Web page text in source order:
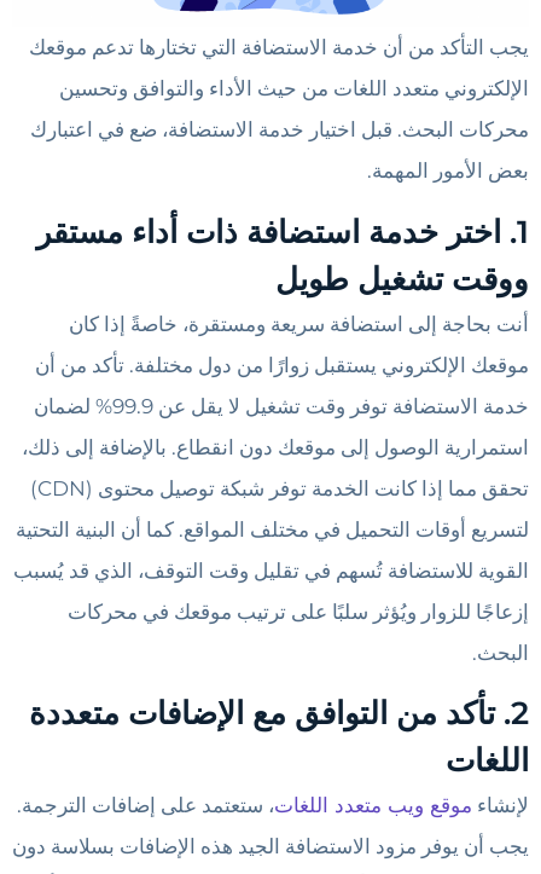
يجب التأكد من أن خدمة الاستضافة التي تختارها تدعم موقعك
الإلكتروني متعدد اللغات من حيث الأداء والتوافق وتحسين
محركات البحث. قبل اختيار خدمة الاستضافة، ضع في اعتبارك
بعض الأمور المهمة.
1. اختر خدمة استضافة ذات أداء مستقر
ووقت تشغيل طويل
أنت بحاجة إلى استضافة سريعة ومستقرة، خاصةً إذا كان
موقعك الإلكتروني يستقبل زوارًا من دول مختلفة. تأكد من أن
خدمة الاستضافة توفر وقت تشغيل لا يقل عن 99.9% لضمان
استمرارية الوصول إلى موقعك دون انقطاع. بالإضافة إلى ذلك،
تحقق مما إذا كانت الخدمة توفر شبكة توصيل محتوى (CDN)
لتسريع أوقات التحميل في مختلف المواقع. كما أن البنية التحتية
القوية للاستضافة تُسهم في تقليل وقت التوقف، الذي قد يُسبب
إزعاجًا للزوار ويُؤثر سلبًا على ترتيب موقعك في محركات
البحث.
2. تأكد من التوافق مع الإضافات متعددة
اللغات
لإنشاء موقع ويب متعدد اللغات، ستعتمد على إضافات الترجمة.
يجب أن يوفر مزود الاستضافة الجيد هذه الإضافات بسلاسة دون